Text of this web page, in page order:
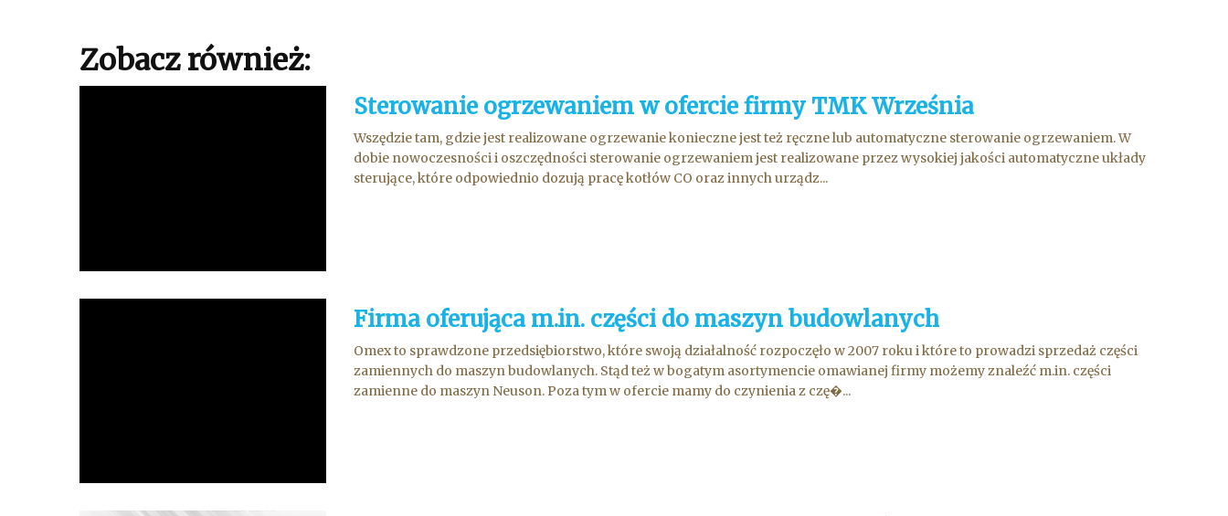
Zobacz również:
Sterowanie ogrzewaniem w ofercie firmy TMK Września
Wszędzie tam, gdzie jest realizowane ogrzewanie konieczne jest też ręczne lub automatyczne sterowanie ogrzewaniem. W
dobie nowoczesności i oszczędności sterowanie ogrzewaniem jest realizowane przez wysokiej jakości automatyczne układy
sterujące, które odpowiednio dozują pracę kotłów CO oraz innych urządz...
Firma oferująca m.in. części do maszyn budowlanych
Omex to sprawdzone przedsiębiorstwo, które swoją działalność rozpoczęło w 2007 roku i które to prowadzi sprzedaż części
zamiennych do maszyn budowlanych. Stąd też w bogatym asortymencie omawianej firmy możemy znaleźć m.in. części
zamienne do maszyn Neuson. Poza tym w ofercie mamy do czynienia z czę�...